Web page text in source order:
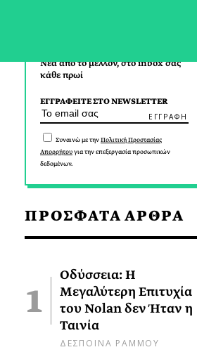
Νέα από το μέλλον, στο inbox σας
κάθε πρωί
ΕΓΓΡΑΦΕΙΤΕ ΣΤΟ NEWSLETTER
Συναινώ με τηνΠολιτική Προστασίας
Απορρήτουγια την επεξεργασία προσωπικών
δεδομένων.
ΠΡΟΣΦΑΤΑ ΑΡΘΡΑ
Οδύσσεια: Η
Μεγαλύτερη Επιτυχία
του Nolan δεν Ήταν η
Ταινία
ΔΕΣΠΟΙΝΑ ΡΑΜΜΟΥ